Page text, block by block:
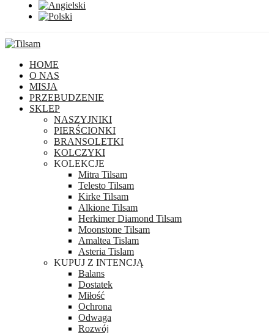
HOME
O NAS
MISJA
PRZEBUDZENIE
SKLEP
NASZYJNIKI
PIERŚCIONKI
BRANSOLETKI
KOLCZYKI
KOLEKCJE
Mitra Tilsam
Telesto Tilsam
Kirke Tilsam
Alkione Tilsam
Herkimer Diamond Tilsam
Moonstone Tilsam
Amaltea Tislam
Asteria Tislam
KUPUJ Z INTENCJĄ
Balans
Dostatek
Miłość
Ochrona
Odwaga
Rozwój